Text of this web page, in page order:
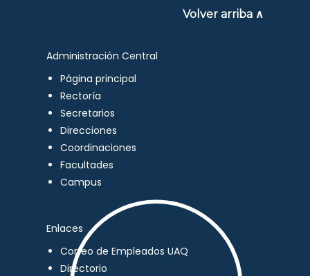
Volver arriba ∧
Administración Central
Página principal
Rectoría
Secretarios
Direcciones
Coordinaciones
Facultades
Campus
Enlaces
Correo de Empleados UAQ
Directorio